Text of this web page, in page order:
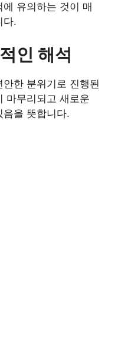
유의하는 것이 매
다.
인 해석
한 분위기로 진행된
마무리되고 새로운
을 뜻합니다.